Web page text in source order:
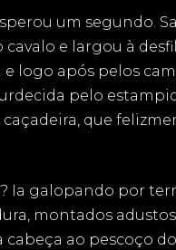
um segundo.
cavalo e largou à
e logo após pelos
pelo
que
Ia galopando por
montados
cabeça ao pescoço